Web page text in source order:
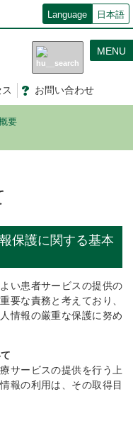
Language 日本語
お問い合わせ
MENU
要
保護に関する基本
い患者サービスの提供の
要な責務と考えており、
情報の厳重な保護に努め
サービスの提供を行う上
報の利用は、その取得目